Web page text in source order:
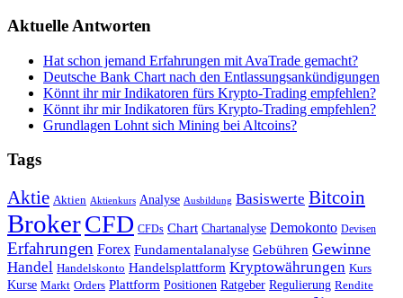
Aktuelle Antworten
Hat schon jemand Erfahrungen mit AvaTrade gemacht?
Deutsche Bank Chart nach den Entlassungsankündigungen
Könnt ihr mir Indikatoren fürs Krypto-Trading empfehlen?
Könnt ihr mir Indikatoren fürs Krypto-Trading empfehlen?
Grundlagen Lohnt sich Mining bei Altcoins?
Tags
Aktie Aktien Aktienkurs Analyse Ausbildung Basiswerte Bitcoin
BrokerCFD CFDs Chart Chartanalyse Demokonto Devisen
Erfahrungen Forex Fundamentalanalyse Gebühren Gewinne
Handel Handelskonto Handelsplattform Kryptowährungen Kurs
Kurse Markt Orders Plattform Positionen Ratgeber Regulierung Rendite